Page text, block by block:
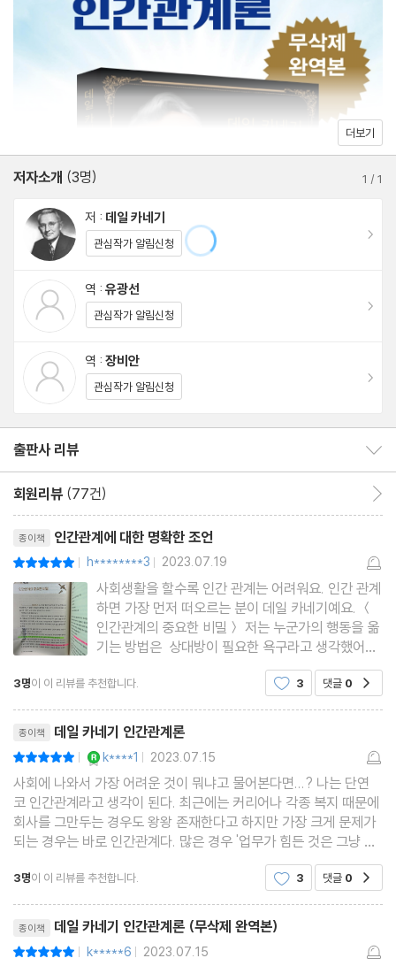
리를 찾았고 아울러 풍부한 경험을 바탕으로 알기 쉽게 그 원리를 설
제3장 문제를 피하는 방법 84
제5장 사람들의 관심을 불러일으키는 법 102
제6장 단숨에 사람들의 호감을 사는 법 106
제3부 원하는 대로 사람을 설득하는 법
제1장 논쟁에는 승자도 패자도 없다 122
제2장 적을 만들지 않는 법 128
제3장 틀렸다면 인정하라 138
제4장 다른 사람의 마음을 얻는 설득의 기술 146
제6장 불평에 대처하는 안전장치 163
제7장 협조를 얻는 법 170
제9장 모두가 원하는 것 181
제10장 모두가 만족하는 호소법 188
제11장 영화도 하고 TV도 하는 일 194
제4부 상대방의 감정을 상하게 하거나 원한을 사지 않고 사람을 변
화시키는 방법
제1장 상대방의 결점을 찾았을 때 204
제2장 미움을 받지 않고 비판하는 법 210
제3장 본인의 잘못을 먼저 말하라 212
제4장 명령을 좋아하는 사람은 없다 216
제5장 상대방의 체면을 세워 주어라 218
제6장 사람들을 성공에 이르도록 하는 법 221
제7장 개에게도 좋은 이름을 붙여 주어라 225
제8장 고치기 쉬운 잘못처럼 보이게 하라 229
제9장 사람들이 기꺼이 당신이 원하는 바를 하도록 하라 232
제4부 요약 236
더보기
저자소개 (3명) 1 /1
저 : 데일 카네기
관심작가 알림신청
역 : 유광선
관심작가 알림신청
역 : 장비안
관심작가 알림신청
출판사 리뷰
회원리뷰 (77건)
종이책 인간관계에 대한 명확한 조언
| h********3 | 2023.07.19
사회생활을 할수록 인간 관계는 어려워요. 인간 관계
하면 가장 먼저 떠오르는 분이 데일 카네기예요. ＜
인간관계의 중요한 비밀＞ 저는 누군가의 행동을 옮
기는 방법은 상대방이 필요한 욕구라고 생각했어요.
정확히 말하면 욕구의 결핍이요. 물건을 구매할 때도
필요한 물건을 사고 배고프면 밥을 먹고. 무언가 결
핍이나 필요가 있을 때 한다고 생각했어요. 프로이트
는 성적 충동과
3명이 이 리뷰를 추천합니다. 3 댓글 0
종이책 데일 카네기 인간관계론
| k****1 | 2023.07.15
사회에 나와서 가장 어려운 것이 뭐냐고 물어본다면...? 나는 단연
코 인간관계라고 생각이 된다. 최근에는 커리어나 각종 복지 때문에
회사를 그만두는 경우도 왕왕 존재한다고 하지만 가장 크게 문제가
되는 경우는 바로 인간관계다. 많은 경우 '업무가 힘든 것은 그냥 참
고 버틸 만 한데, 사람이 힘든 것은 절대 버티기 힘들다'라는 말이 있
기도 하다. 그만큼 사람 관계에 있어서 힘들
3명이 이 리뷰를 추천합니다. 3 댓글 0
종이책 데일 카네기 인간관계론 (무삭제 완역본)
| k*****6 | 2023.07.15